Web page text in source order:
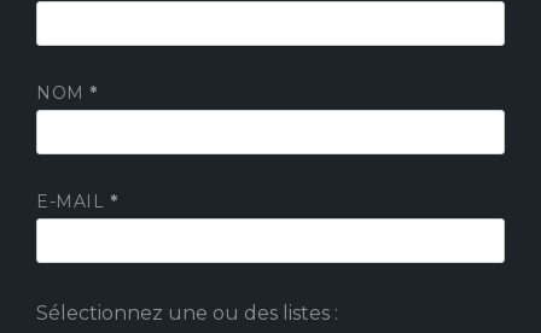
NOM *
E-MAIL *
Sélectionnez une ou des listes :